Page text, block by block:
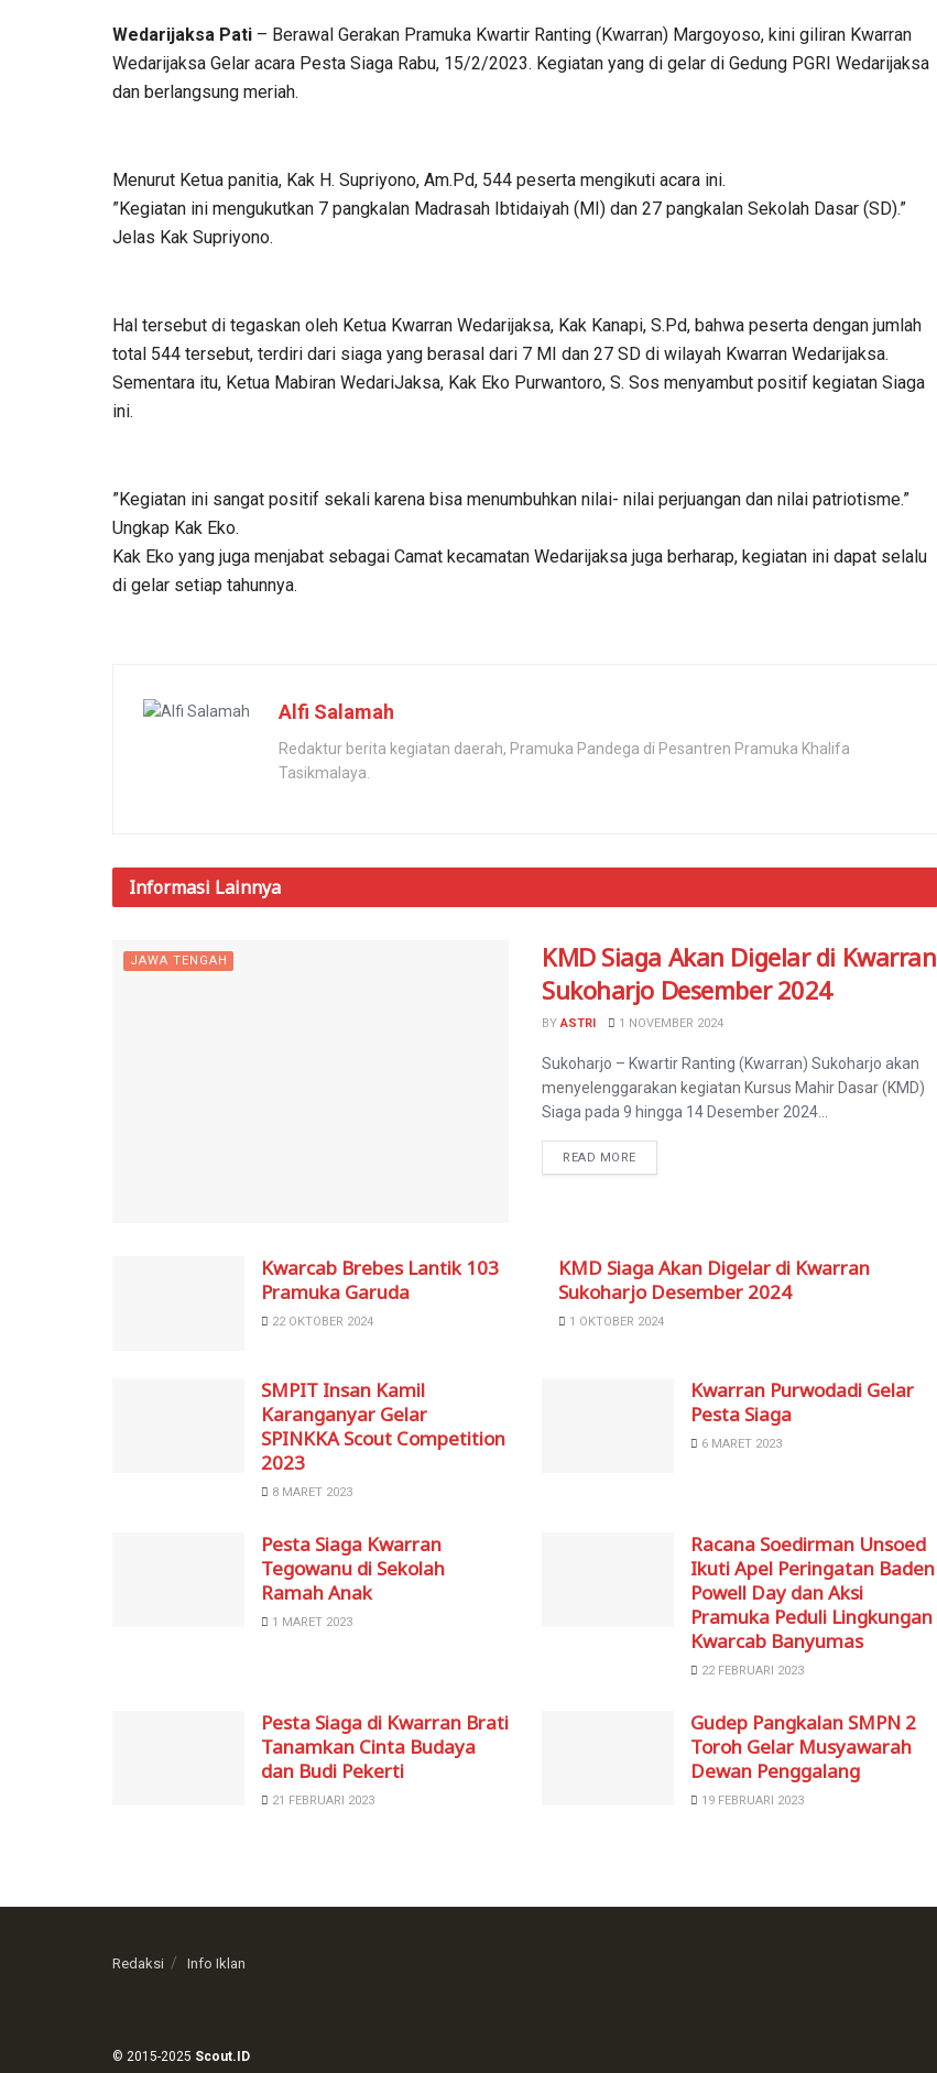
Wedarijaksa Pati – Berawal Gerakan Pramuka Kwartir Ranting (Kwarran) Margoyoso, kini giliran Kwarran
Wedarijaksa Gelar acara Pesta Siaga Rabu, 15/2/2023. Kegiatan yang di gelar di Gedung PGRI Wedarijaksa
dan berlangsung meriah.
Menurut Ketua panitia, Kak H. Supriyono, Am.Pd, 544 peserta mengikuti acara ini.
”Kegiatan ini mengukutkan 7 pangkalan Madrasah Ibtidaiyah (MI) dan 27 pangkalan Sekolah Dasar (SD).”
Jelas Kak Supriyono.
Hal tersebut di tegaskan oleh Ketua Kwarran Wedarijaksa, Kak Kanapi, S.Pd, bahwa peserta dengan jumlah
total 544 tersebut, terdiri dari siaga yang berasal dari 7 MI dan 27 SD di wilayah Kwarran Wedarijaksa.
Sementara itu, Ketua Mabiran WedariJaksa, Kak Eko Purwantoro, S. Sos menyambut positif kegiatan Siaga
ini.
”Kegiatan ini sangat positif sekali karena bisa menumbuhkan nilai- nilai perjuangan dan nilai patriotisme.”
Ungkap Kak Eko.
Kak Eko yang juga menjabat sebagai Camat kecamatan Wedarijaksa juga berharap, kegiatan ini dapat selalu
di gelar setiap tahunnya.
Alfi Salamah
Redaktur berita kegiatan daerah, Pramuka Pandega di Pesantren Pramuka Khalifa
Tasikmalaya.
Informasi Lainnya
JAWA TENGAH
KMD Siaga Akan Digelar di Kwarran
Sukoharjo Desember 2024
BY ASTRI 1 NOVEMBER 2024
Sukoharjo – Kwartir Ranting (Kwarran) Sukoharjo akan
menyelenggarakan kegiatan Kursus Mahir Dasar (KMD)
Siaga pada 9 hingga 14 Desember 2024...
READ MORE
Kwarcab Brebes Lantik 103
Pramuka Garuda
22 OKTOBER 2024
KMD Siaga Akan Digelar di Kwarran
Sukoharjo Desember 2024
1 OKTOBER 2024
SMPIT Insan Kamil
Karanganyar Gelar
SPINKKA Scout Competition
2023
8 MARET 2023
Kwarran Purwodadi Gelar
Pesta Siaga
6 MARET 2023
Pesta Siaga Kwarran
Tegowanu di Sekolah
Ramah Anak
1 MARET 2023
Racana Soedirman Unsoed
Ikuti Apel Peringatan Baden
Powell Day dan Aksi
Pramuka Peduli Lingkungan
Kwarcab Banyumas
22 FEBRUARI 2023
Pesta Siaga di Kwarran Brati
Tanamkan Cinta Budaya
dan Budi Pekerti
21 FEBRUARI 2023
Gudep Pangkalan SMPN 2
Toroh Gelar Musyawarah
Dewan Penggalang
19 FEBRUARI 2023
Redaksi Info Iklan
© 2015-2025 Scout.ID